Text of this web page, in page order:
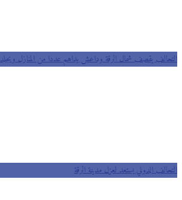
التحالف يقصف شمال الرقة وداعش يداهم عددا من المنازل ويجلد
التحالف الدولي يستعد لعزل مدينة الرقة